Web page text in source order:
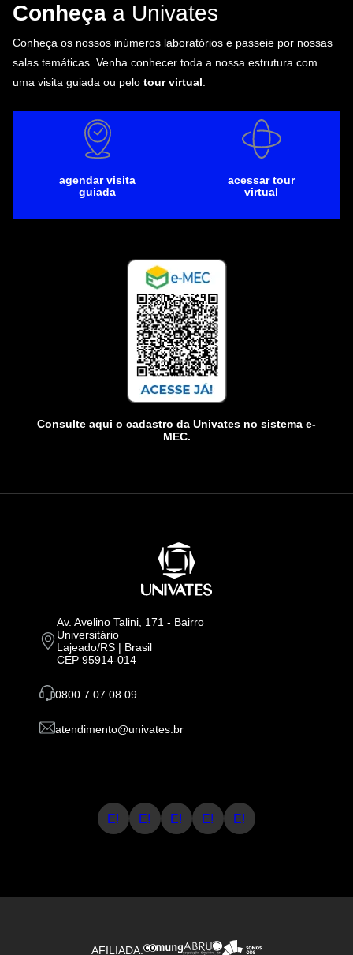
Conheça a Univates
Conheça os nossos inúmeros laboratórios e passeie por nossas
salas temáticas. Venha conhecer toda a nossa estrutura com
uma visita guiada ou pelo tour virtual
agendar visita
guiada
acessar tour
virtual
Consulte aqui o cadastro da Univates no sistema e-
MEC.
Av. Avelino Talini, 171 - Bairro
Universitário
Lajeado/RS | Brasil
CEP 95914-014
0800 7 07 08 09
atendimento@univates.br
E! E! E! E! E!
AFILIADA: